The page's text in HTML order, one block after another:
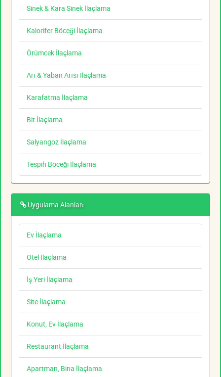
Sinek & Kara Sinek İlaçlama
Kalorifer Böceği İlaçlama
Örümcek İlaçlama
Arı & Yaban Arısı İlaçlama
Karafatma İlaçlama
Bit İlaçlama
Salyangoz İlaçlama
Tespih Böceği İlaçlama
Uygulama Alanları
Ev İlaçlama
Otel İlaçlama
İş Yeri İlaçlama
Site İlaçlama
Konut, Ev İlaçlama
Restaurant İlaçlama
Apartman, Bina İlaçlama